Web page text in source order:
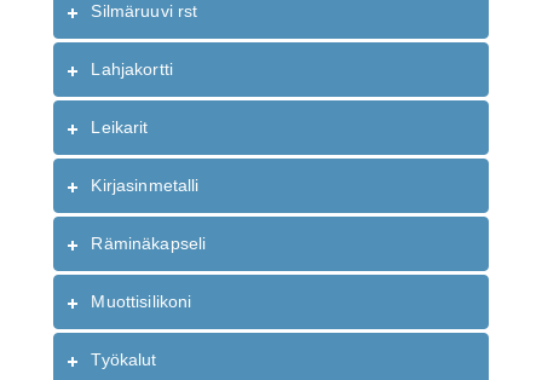
Silmäruuvi rst
Lahjakortti
Leikarit
Kirjasinmetalli
Räminäkapseli
Muottisilikoni
Työkalut